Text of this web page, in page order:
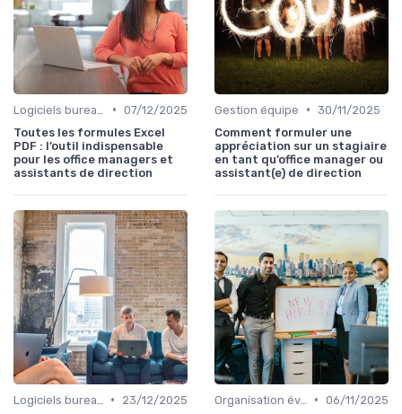
• 07/12/2025
Toutes les formules Excel
PDF : l’outil indispensable
pour les office managers et
assistants de direction
Gestion équipe • 30/11/2025
Comment formuler une
appréciation sur un stagiaire
en tant qu’office manager ou
assistant(e) de direction
•
23/12/2025
• 06/11/2025